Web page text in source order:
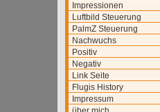
Impressionen
Luftbild Steuerung
PalmZ Steuerung
Nachwuchs
Positiv
Negativ
Link Seite
Flugis History
Impressum